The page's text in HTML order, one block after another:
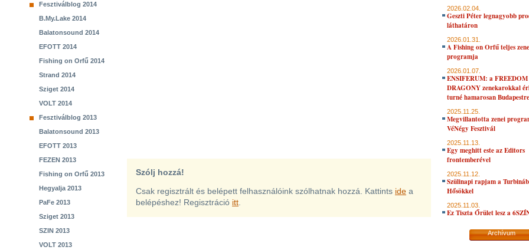
Fesztiválblog 2014
B.My.Lake 2014
Balatonsound 2014
EFOTT 2014
Fishing on Orfű 2014
Strand 2014
Sziget 2014
VOLT 2014
Fesztiválblog 2013
Balatonsound 2013
EFOTT 2013
FEZEN 2013
Fishing on Orfű 2013
Hegyalja 2013
PaFe 2013
Sziget 2013
SZIN 2013
VOLT 2013
Szólj hozzá!
Csak regisztrált és belépett felhasználóink szólhatnak hozzá. Kattints ide a
belépéshez! Regisztráció itt
2026.02.04.
Geszti Péter legnagyobb
láthatáron
2026.01.31.
A Fishing on Orfű teljes
programja
2026.01.07.
ENSIFERUM: a
DRAGONY zenekarokkal
turné hamarosan Budapestre
2025.11.25.
Megvillantotta zenei
VéNégy Fesztivál
2025.11.13.
Egy meghitt este az Editors
frontemberével
2025.11.12.
Szülinapi rapjam a
Hősökkel
2025.11.03.
Ez Tiszta Őrület lesz a
Archívum